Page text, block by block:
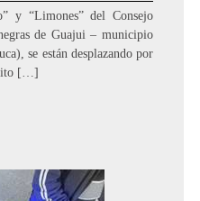
y “Limones” del Consejo
de Guajui – municipio
se están desplazando por
[…]